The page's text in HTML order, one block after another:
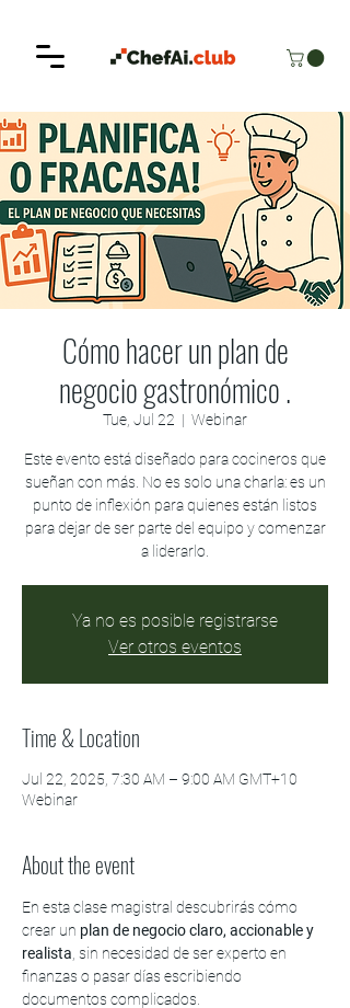
Cómo hacer un plan de
negocio gastronómico .
Tue, Jul 22
  |
Webinar
Este evento está diseñado para cocineros que
sueñan con más. No es solo una charla: es un
punto de inflexión para quienes están listos
para dejar de ser parte del equipo y comenzar
a liderarlo.
Ya no es posible registrarse
Ver otros eventos
Time & Location
Jul 22, 2025, 7:30 AM – 9:00 AM GMT+10
Webinar
About the event
En esta clase magistral descubrirás cómo
crear un plan de negocio claro, accionable y
realista , sin necesidad de ser experto en
finanzas o pasar días escribiendo
documentos complicados.